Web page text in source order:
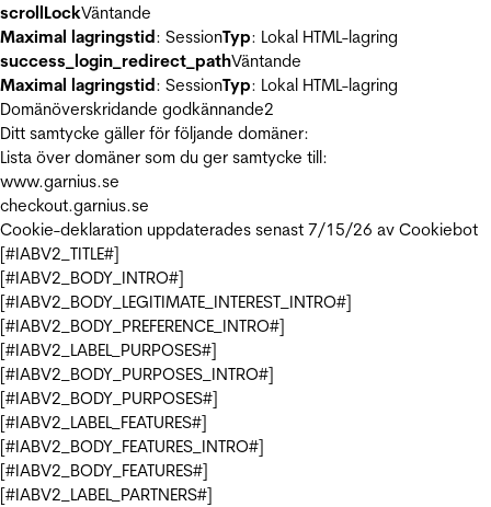
scrollLockVäntande
Maximal lagringstid: SessionTyp: Lokal HTML-lagring
success_login_redirect_pathVäntande
Maximal lagringstid: SessionTyp: Lokal HTML-lagring
Domänöverskridande godkännande2
Ditt samtycke gäller för följande domäner:
Lista över domäner som du ger samtycke till:
www.garnius.se
checkout.garnius.se
Cookie-deklaration uppdaterades senast 7/15/26 av Cookiebot
[#IABV2_TITLE#]
[#IABV2_BODY_INTRO#]
[#IABV2_BODY_LEGITIMATE_INTEREST_INTRO#]
[#IABV2_BODY_PREFERENCE_INTRO#]
[#IABV2_LABEL_PURPOSES#]
[#IABV2_BODY_PURPOSES_INTRO#]
[#IABV2_BODY_PURPOSES#]
[#IABV2_LABEL_FEATURES#]
[#IABV2_BODY_FEATURES_INTRO#]
[#IABV2_BODY_FEATURES#]
[#IABV2_LABEL_PARTNERS#]